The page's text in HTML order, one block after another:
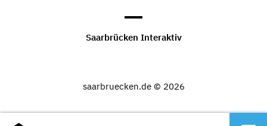
Saarbrücken Interaktiv
saarbruecken.de © 2026